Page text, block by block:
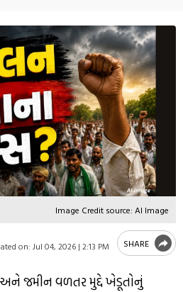
Image Credit source: AI Image
on: Jul 04, 2026 | 2:13 PM SHARE
અને જમીન વળતર મુદ્દે ખેડૂતોનું